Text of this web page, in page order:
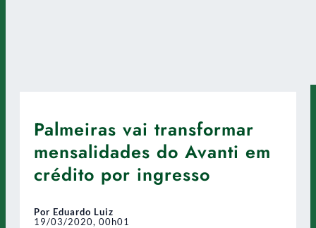
Palmeiras vai transformar
mensalidades do Avanti em
crédito por ingresso
Por Eduardo Luiz
19/03/2020, 00h01